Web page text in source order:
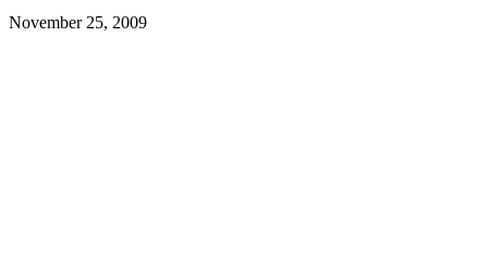
November 25, 2009